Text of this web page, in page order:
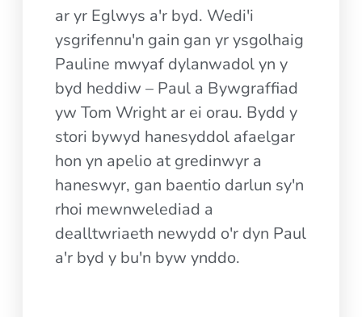
ar yr Eglwys a'r byd. Wedi'i
ysgrifennu'n gain gan yr ysgolhaig
Pauline mwyaf dylanwadol yn y
byd heddiw – Paul a Bywgraffiad
yw Tom Wright ar ei orau. Bydd y
stori bywyd hanesyddol afaelgar
hon yn apelio at gredinwyr a
haneswyr, gan baentio darlun sy'n
rhoi mewnwelediad a
dealltwriaeth newydd o'r dyn Paul
a'r byd y bu'n byw ynddo.